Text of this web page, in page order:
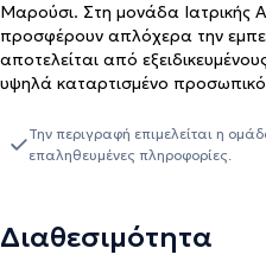
Μαρούσι. Στη μονάδα Ιατρικής
προσφέρουν απλόχερα την
αποτελείται από
υψηλά καταρτισμένο
σώματος για την ανάδειξη της
συνδυασμό με στοχευμένο
προγράμματα ανά περίπτωση,
μεταμορφώσουν την εικόνα, την
Την περιγραφή επιμελείται η
επαληθευμένες πληροφορίες.
Διαθεσιμότητα